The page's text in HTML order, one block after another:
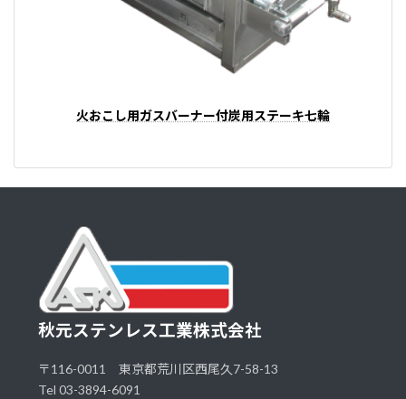
火おこし用ガスバーナー付炭用ステーキ七輪
秋元ステンレス工業株式会社
〒116-0011 東京都荒川区西尾久7-58-13
Tel 03-3894-6091